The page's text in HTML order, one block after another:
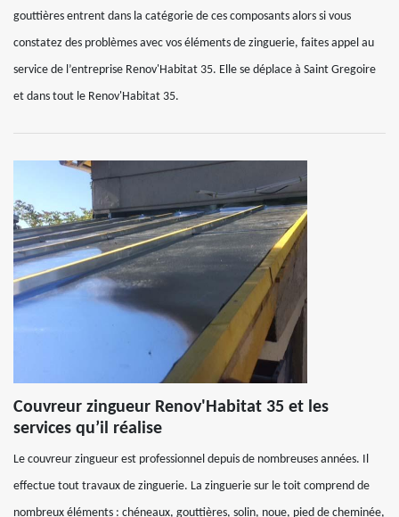
gouttières entrent dans la catégorie de ces composants alors si vous
constatez des problèmes avec vos éléments de zinguerie, faites appel au
service de l’entreprise Renov'Habitat 35. Elle se déplace à Saint Gregoire
et dans tout le Renov'Habitat 35.
Couvreur zingueur Renov'Habitat 35 et les
services qu’il réalise
Le couvreur zingueur est professionnel depuis de nombreuses années. Il
effectue tout travaux de zinguerie. La zinguerie sur le toit comprend de
nombreux éléments : chéneaux, gouttières, solin, noue, pied de cheminée,